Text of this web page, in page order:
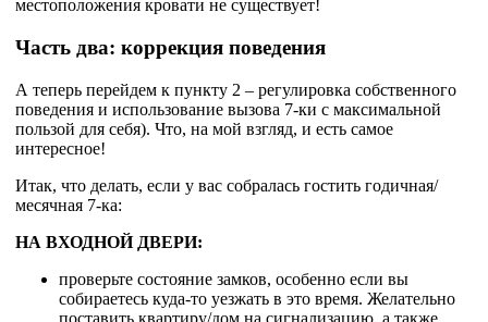
местоположения кровати не существует!
Часть два: коррекция поведения
А теперь перейдем к пункту 2 – регулировка собственного
поведения и использование вызова 7-ки с максимальной
пользой для себя). Что, на мой взгляд, и есть самое
интересное!
Итак, что делать, если у вас собралась гостить годичная/
месячная 7-ка:
НА ВХОДНОЙ ДВЕРИ:
проверьте состояние замков, особенно если вы
собираетесь куда-то уезжать в это время. Желательно
поставить квартиру/дом на сигнализацию, а также